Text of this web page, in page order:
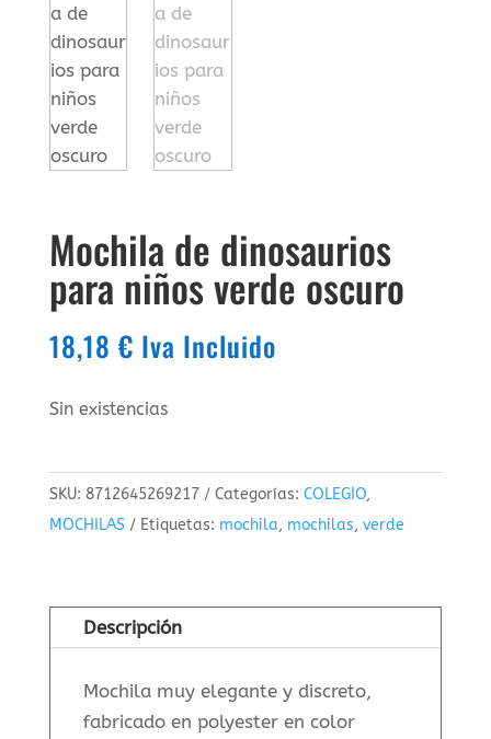
Mochila de dinosaurios
para niños verde oscuro
18,18 € Iva Incluido
Sin existencias
SKU: 8712645269217 Categorías: COLEGIO,
MOCHILAS
Etiquetas: mochila, mochilas, verde
Descripción
Mochila muy elegante y discreto,
fabricado en polyester en color